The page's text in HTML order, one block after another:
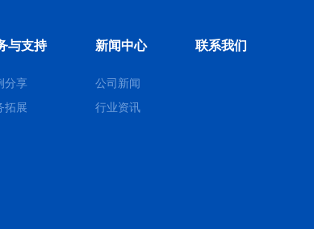
与支持
分享
拓展
新闻中心
公司新闻
行业资讯
联系我们